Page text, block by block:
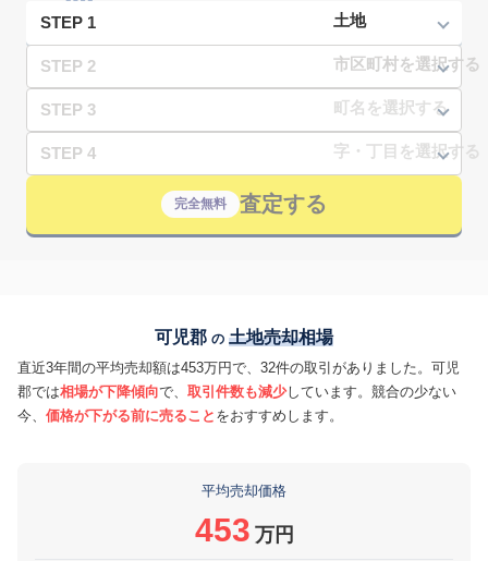
STEP 1
STEP 2
STEP 3
STEP 4
完全無料 査定する
可児郡 の 土地売却相場
直近3年間の平均売却額は453万円で、32件の取引がありました。可児
郡では相場が下降傾向で、 取引件数も減少しています。競合の少ない
今、 価格が下がる前に売ること をおすすめします。
平均売却価格
453 万円